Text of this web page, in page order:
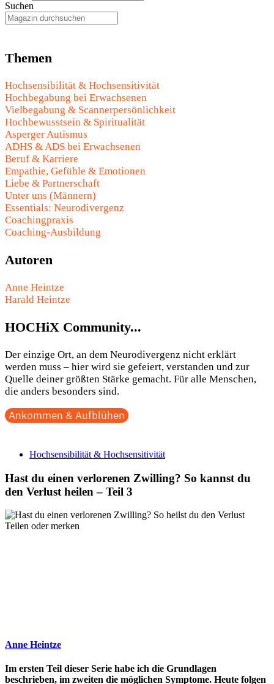
Suchen
Themen
Hochsensibilität & Hochsensitivität
Hochbegabung bei Erwachsenen
Vielbegabung & Scannerpersönlichkeit
Hochbewusstsein & Spiritualität
Asperger Autismus
ADHS & ADS bei Erwachsenen
Beruf & Karriere
Empathie, Gefühle & Emotionen
Liebe & Partnerschaft
Unter uns (Männern)
Essentials: Neurodivergenz
Coachingpraxis
Coaching-Ausbildung
Autoren
Anne Heintze
Harald Heintze
HOCHiX Community...
Der einzige Ort, an dem Neurodivergenz nicht erklärt
werden muss – hier wird sie gefeiert, verstanden und zur
Quelle deiner größten Stärke gemacht. Für alle Menschen,
die anders besonders sind.
Ankommen & Aufblühen
Hochsensibilität & Hochsensitivität
Hast du einen verlorenen Zwilling? So kannst du
den Verlust heilen – Teil 3
Teilen oder merken
Anne Heintze
Im ersten Teil dieser Serie habe ich die Grundlagen
beschrieben, im zweiten die möglichen Symptome. Heute folgen